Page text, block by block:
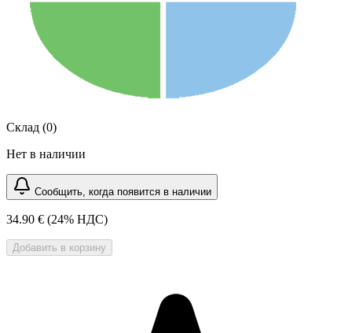
Склад (0)
Нет в наличии
Сообщить, когда появится в наличии
34.90 € (24% НДС)
Добавить в корзину